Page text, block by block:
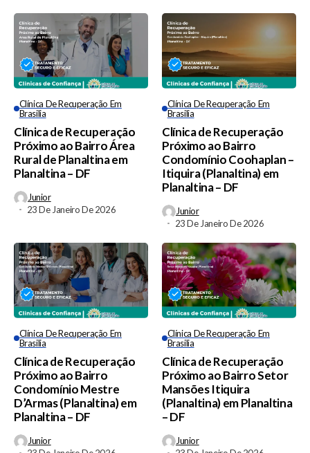
Clínica De Recuperação Em
Brasilia
Clínica de Recuperação
Próximo ao Bairro Área
Rural de Planaltina em
Planaltina – DF
Junior
23 De Janeiro De 2026
Clínica De Recuperação Em
Brasilia
Clínica de Recuperação
Próximo ao Bairro
Condomínio Coohaplan –
Itiquira (Planaltina) em
Planaltina – DF
Junior
23 De Janeiro De 2026
Clínica De Recuperação Em
Brasilia
Clínica de Recuperação
Próximo ao Bairro
Condomínio Mestre
D’Armas (Planaltina) em
Planaltina – DF
Junior
Clínica De Recuperação Em
Brasilia
Clínica de Recuperação
Próximo ao Bairro Setor
Mansões Itiquira
(Planaltina) em Planaltina
– DF
Junior